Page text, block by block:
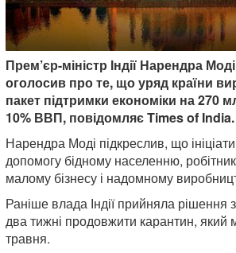
Прем’єр-міністр Індії Нарендра
оголосив про те, що уряд країни
пакет підтримки економіки на 270
10% ВВП, повідомляє Times of India.
Нарендра Моді підкреслив, що
допомогу бідному населенню,
малому бізнесу і надомному
Раніше влада Індії прийняла рішення
два тижні продовжити карантин, який
травня.